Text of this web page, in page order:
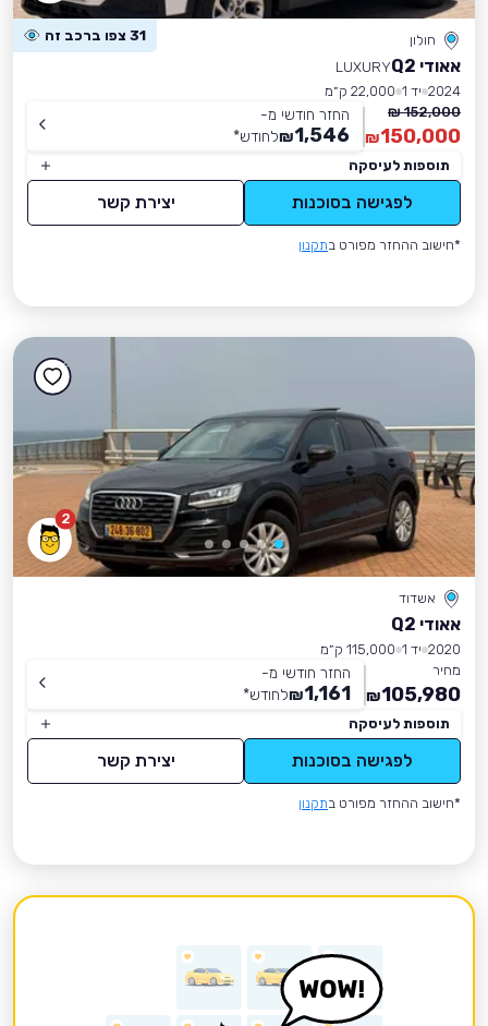
חולון 31 צפו ברכב זה
אאודי Q2
LUXURY
2024 יד 1
22,000 ק״מ
152,000 ₪
150,000
₪
החזר חודשי מ-
1,546
₪לחודש*
תוספות לעיסקה
לפגישה בסוכנות יצירת קשר
*חישוב ההחזר מפורט בתקנון
2
אשדוד
אאודי Q2
2020 יד 1
115,000 ק״מ
מחיר
105,980
₪
החזר חודשי מ-
1,161
₪לחודש*
תוספות לעיסקה
לפגישה בסוכנות יצירת קשר
*חישוב ההחזר מפורט בתקנון